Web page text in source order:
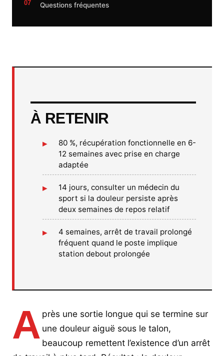
Questions fréquentes
À RETENIR
80 %, récupération fonctionnelle en 6-
12 semaines avec prise en charge
adaptée
14 jours, consulter un médecin du
sport si la douleur persiste après
deux semaines de repos relatif
4 semaines, arrêt de travail prolongé
fréquent quand le poste implique
station debout prolongée
A près une sortie longue qui se termine sur
une douleur aiguë sous le talon,
beaucoup remettent l’existence d’un arrêt